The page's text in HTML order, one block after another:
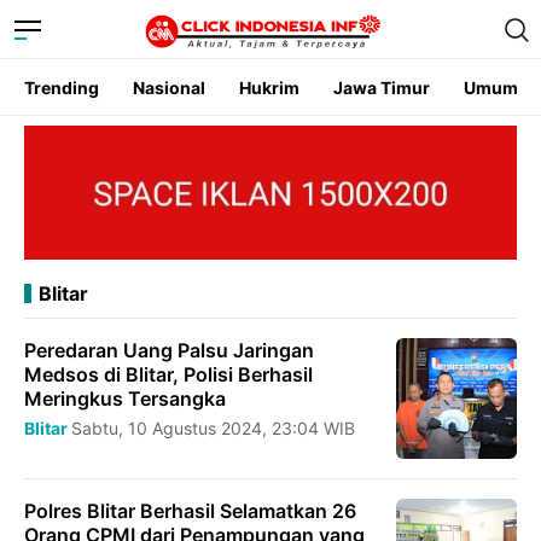
Trending Nasional Hukrim Jawa Timur Umum
Blitar
Peredaran Uang Palsu Jaringan
Medsos di Blitar, Polisi Berhasil
Meringkus Tersangka
Blitar Sabtu, 10 Agustus 2024, 23:04 WIB
Polres Blitar Berhasil Selamatkan 26
Orang CPMI dari Penampungan yang